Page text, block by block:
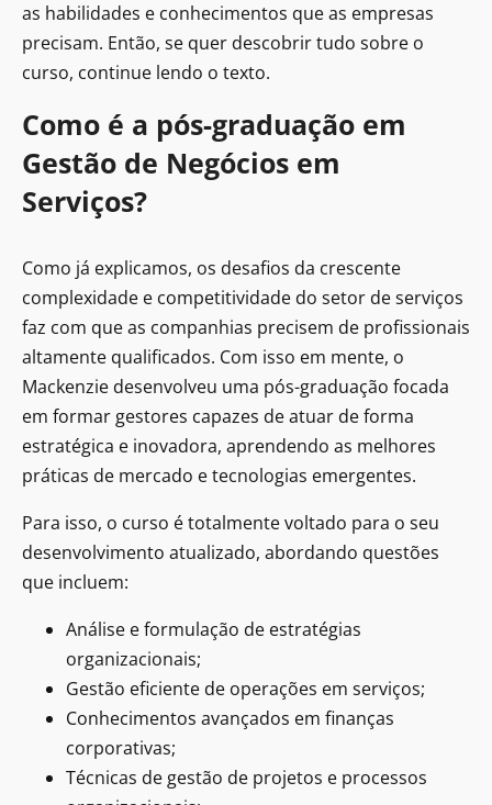
as habilidades e conhecimentos que as empresas
precisam. Então, se quer descobrir tudo sobre o
curso, continue lendo o texto.
Como é a pós-graduação em
Gestão de Negócios em
Serviços?
Como já explicamos, os desafios da crescente
complexidade e competitividade do setor de serviços
faz com que as companhias precisem de profissionais
altamente qualificados. Com isso em mente, o
Mackenzie desenvolveu uma pós-graduação focada
em formar gestores capazes de atuar de forma
estratégica e inovadora, aprendendo as melhores
práticas de mercado e tecnologias emergentes.
Para isso, o curso é totalmente voltado para o seu
desenvolvimento atualizado, abordando questões
que incluem:
Análise e formulação de estratégias
organizacionais;
Gestão eficiente de operações em serviços;
Conhecimentos avançados em finanças
corporativas;
Técnicas de gestão de projetos e processos